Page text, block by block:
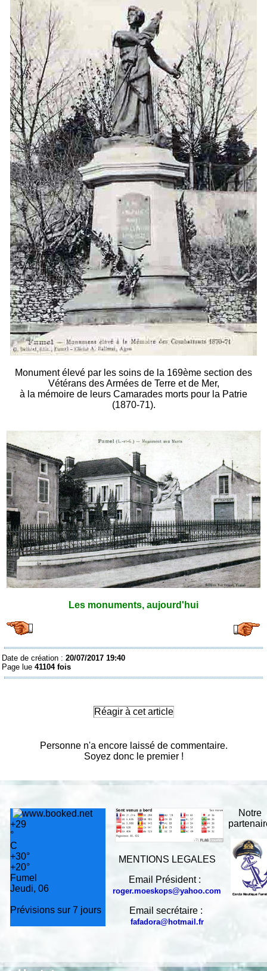
Monument élevé par les soins de la 169ème section des
Vétérans des Armées de Terre et de Mer,
à la mémoire de leurs Camarades morts pour la Patrie
(1870-71).
Les monuments, aujourd'hui
Date de création :20/07/2017 19:40
Page lue41104 fois
Réagir à cet article
Personne n'a encore laissé de commentaire.
Soyez donc le premier !
+29
°
C
+30°
+20°
Fumel
Jeudi, 06
Prévisions sur 7 jours
MENTIONS LEGALES
Email Président :
roger.moeskops@yahoo.com
Email secrétaire :
fafadora@hotmail.fr
Notre